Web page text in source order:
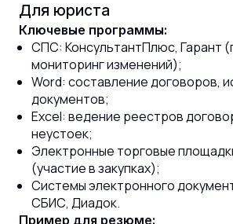
Для юриста
Ключевые программы:
СПС: КонсультантПлюс, Гарант
мониторинг изменений);
Word: составление договоров,
документов;
Excel: ведение реестров
неустоек;
Электронные торговые
(участие в закупках);
Системы электронного
СБИС, Диадок.
Пример для резюме: